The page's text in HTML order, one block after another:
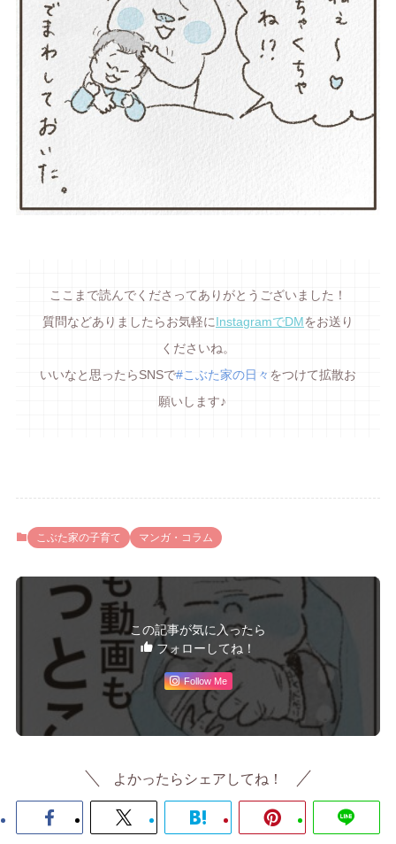
ここまで読んでくださってありがとうございました！
質問などありましたらお気軽に InstagramでDM をお送り
くださいね。
いいなと思ったらSNSで#こぶた家の日々 をつけて拡散お
願いします♪
こぶた家の子育て マンガ・コラム
この記事が気に入ったら
フォローしてね！
Follow Me
よかったらシェアしてね！